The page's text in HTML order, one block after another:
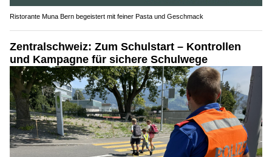
Ristorante Muna Bern begeistert mit feiner Pasta und Geschmack
Zentralschweiz: Zum Schulstart – Kontrollen
und Kampagne für sichere Schulwege